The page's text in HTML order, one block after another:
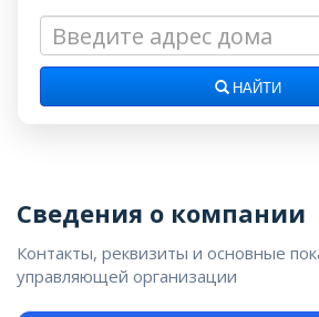
НАЙТИ
Сведения о компании
Контакты, реквизиты и основные
управляющей организации